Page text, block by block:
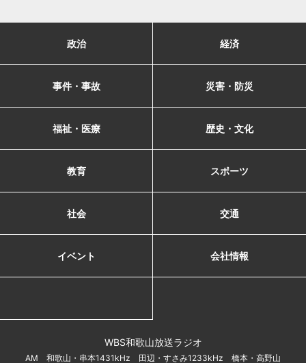
政治 経済
事件・事故 災害・防災
福祉・医療 歴史・文化
教育 スポーツ
社会 交通
イベント 会社情報
WBS和歌山放送ラジオ
AM 和歌山・串本1431kHz 田辺・すさみ1233kHz 橋本・高野山